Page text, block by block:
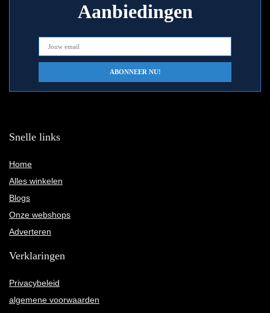
Aanbiedingen
Snelle links
Home
Alles winkelen
Blogs
Onze webshops
Adverteren
Verklaringen
Privacybeleid
algemene voorwaarden